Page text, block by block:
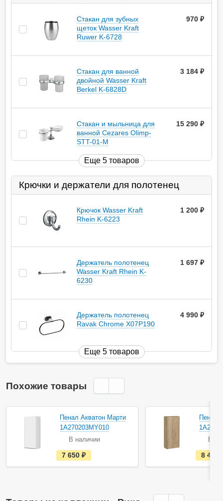
Стакан для зубных
щеток Wasser Kraft
Ruwer K-6728
970
Стакан для ванной
двойной Wasser Kraft
Berkel K-6828D
3 184
Стакан и мыльница для
ванной Cezares Olimp-
STT-01-M
15 290
Еще 5 товаров
Крючки и держатели для полотенец
Крючок Wasser Kraft
Rhein K-6223
1 200
Держатель полотенец
Wasser Kraft Rhein K-
6230
1 697
Держатель полотенец
Ravak Chrome X07P190
4 990
Еще 5 товаров
Похожие товары
Акция
Пенал Акватон Марти
1A270203MY010
В наличии
е
с
т
7 650
Акция
Пенал
В
8 490